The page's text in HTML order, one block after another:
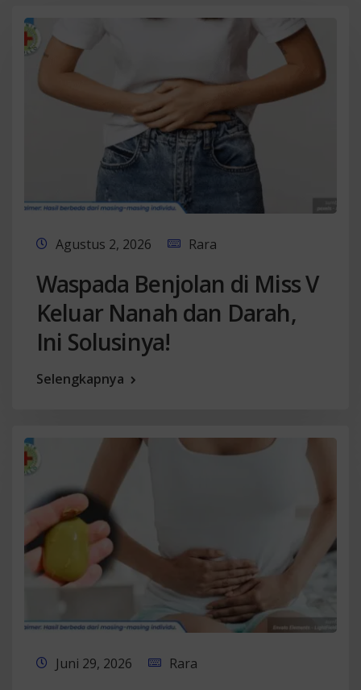
Agustus 2, 2026 Rara
Waspada Benjolan di Miss V
Keluar Nanah dan Darah,
Ini Solusinya!
Selengkapnya
Juni 29, 2026 Rara